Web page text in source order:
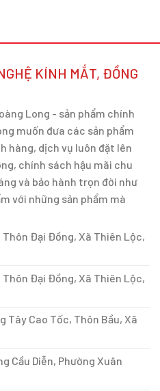
KÍNH MẮT, ĐỒNG
Long - sản phẩm chính
muốn đưa các sản phẩm
hàng, dịch vụ luôn đặt lên
chính sách hậu mãi chu
và bảo hành trọn đời như
với những sản phẩm mà
Đại Đồng, Xã Thiên Lộc,
Đại Đồng, Xã Thiên Lộc,
Tây Cao Tốc, Thôn Bầu, Xã
Cầu Diễn, Phường Xuân